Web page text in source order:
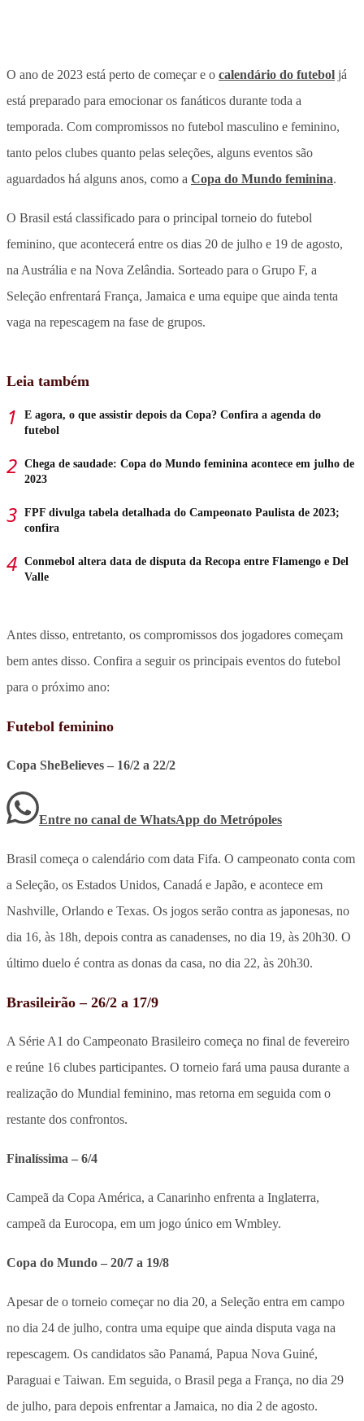
O ano de 2023 está perto de começar e o calendário do futebol já
está preparado para emocionar os fanáticos durante toda a
temporada. Com compromissos no futebol masculino e feminino,
tanto pelos clubes quanto pelas seleções, alguns eventos são
aguardados há alguns anos, como a Copa do Mundo feminina.
O Brasil está classificado para o principal torneio do futebol
feminino, que acontecerá entre os dias 20 de julho e 19 de agosto,
na Austrália e na Nova Zelândia. Sorteado para o Grupo F, a
Seleção enfrentará França, Jamaica e uma equipe que ainda tenta
vaga na repescagem na fase de grupos.
Leia também
E agora, o que assistir depois da Copa? Confira a agenda do
futebol
Chega de saudade: Copa do Mundo feminina acontece em julho de
2023
FPF divulga tabela detalhada do Campeonato Paulista de 2023;
confira
Conmebol altera data de disputa da Recopa entre Flamengo e Del
Valle
Antes disso, entretanto, os compromissos dos jogadores começam
bem antes disso. Confira a seguir os principais eventos do futebol
para o próximo ano:
Futebol feminino
Copa SheBelieves – 16/2 a 22/2
Entre no canal de WhatsApp do Metrópoles
Brasil começa o calendário com data Fifa. O campeonato conta com
a Seleção, os Estados Unidos, Canadá e Japão, e acontece em
Nashville, Orlando e Texas. Os jogos serão contra as japonesas, no
dia 16, às 18h, depois contra as canadenses, no dia 19, às 20h30. O
último duelo é contra as donas da casa, no dia 22, às 20h30.
Brasileirão – 26/2 a 17/9
A Série A1 do Campeonato Brasileiro começa no final de fevereiro
e reúne 16 clubes participantes. O torneio fará uma pausa durante a
realização do Mundial feminino, mas retorna em seguida com o
restante dos confrontos.
Finalíssima – 6/4
Campeã da Copa América, a Canarinho enfrenta a Inglaterra,
campeã da Eurocopa, em um jogo único em Wmbley.
Copa do Mundo – 20/7 a 19/8
Apesar de o torneio começar no dia 20, a Seleção entra em campo
no dia 24 de julho, contra uma equipe que ainda disputa vaga na
repescagem. Os candidatos são Panamá, Papua Nova Guiné,
Paraguai e Taiwan. Em seguida, o Brasil pega a França, no dia 29
de julho, para depois enfrentar a Jamaica, no dia 2 de agosto.